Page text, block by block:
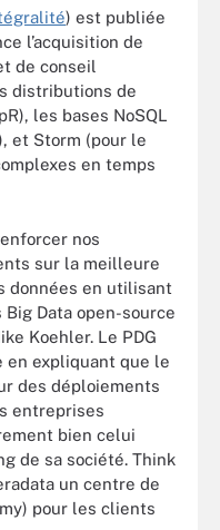
) est publiée
l’acquisition de
de conseil
distributions de
les bases NoSQL
et Storm (pour le
en temps
nos
sur la meilleure
données en utilisant
Data open-source
Koehler. Le PDG
en expliquant que le
des déploiements
entreprises
bien celui
de sa société. Think
un centre de
pour les clients